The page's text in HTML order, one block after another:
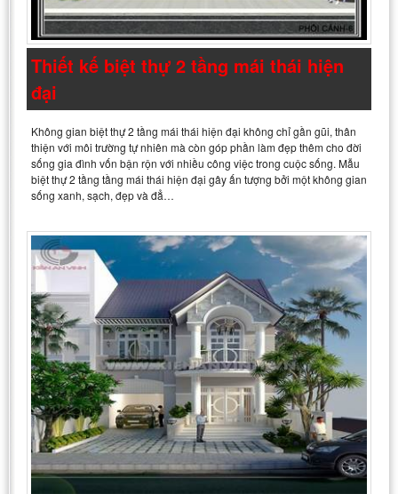
Thiết kế biệt thự 2 tầng mái thái hiện
đại
Không gian biệt thự 2 tầng mái thái hiện đại không chỉ gần gũi, thân
thiện với môi trường tự nhiên mà còn góp phần làm đẹp thêm cho đời
sống gia đình vốn bận rộn với nhiều công việc trong cuộc sống. Mẫu
biệt thự 2 tầng tầng mái thái hiện đại gây ấn tượng bởi một không gian
sống xanh, sạch, đẹp và đẳ…